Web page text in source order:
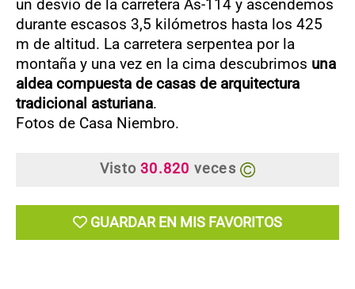
un desvío de la carretera As-114 y ascendemos
durante escasos 3,5 kilómetros hasta los 425
m de altitud. La carretera serpentea por la
montaña y una vez en la cima descubrimos una
aldea compuesta de casas de arquitectura
tradicional asturiana.
Fotos de Casa Niembro.
Visto30.820 veces
GUARDAR EN MIS FAVORITOS